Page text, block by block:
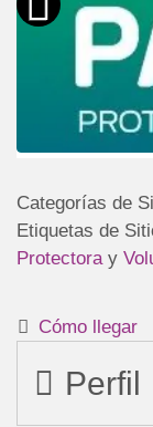
Categorías de
Etiquetas de
Protectora y
Cómo llegar
Perfil